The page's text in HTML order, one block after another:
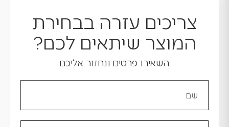
צריכים עזרה בבחירת
המוצר שיתאים לכם?
השאירו פרטים ונחזור אליכם